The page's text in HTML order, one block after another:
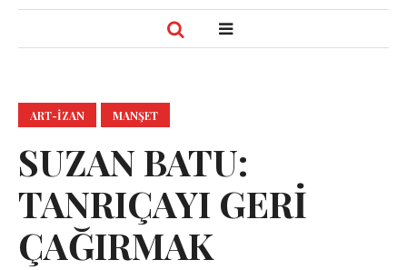
ART-IZAN MANŞET
SUZAN BATU:
TANRIÇAYI GERİ
ÇAĞIRMAK